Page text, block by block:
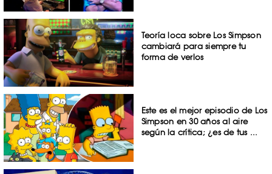
Teoría loca sobre Los Simpson
cambiará para siempre tu
forma de verlos
Este es el mejor episodio de Los
Simpson en 30 años al aire
según la crítica; ¿es de tus ...